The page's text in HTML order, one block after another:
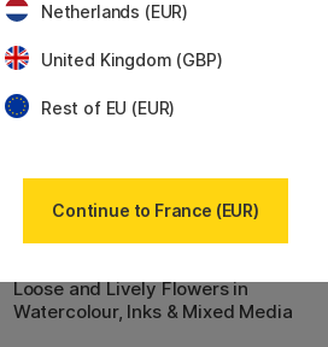
Loose and Lively Flowers in
Watercolour, Inks & Mixed Media
Netherlands (EUR)
United Kingdom (GBP)
Rest of EU (EUR)
Continue to France (EUR)